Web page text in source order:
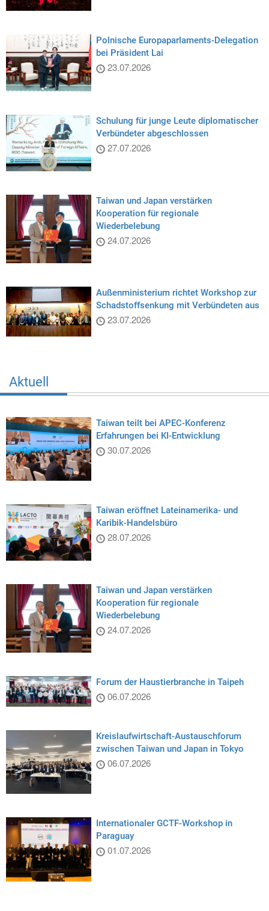
Polnische Europaparlaments-Delegation
bei Präsident Lai
23.07.2026
Schulung für junge Leute diplomatischer
Verbündeter abgeschlossen
27.07.2026
Taiwan und Japan verstärken
Kooperation für regionale
Wiederbelebung
24.07.2026
Außenministerium richtet Workshop zur
Schadstoffsenkung mit Verbündeten aus
23.07.2026
Aktuell
Taiwan teilt bei APEC-Konferenz
Erfahrungen bei KI-Entwicklung
30.07.2026
Taiwan eröffnet Lateinamerika- und
Karibik-Handelsbüro
28.07.2026
Taiwan und Japan verstärken
Kooperation für regionale
Wiederbelebung
24.07.2026
Forum der Haustierbranche in Taipeh
06.07.2026
Kreislaufwirtschaft-Austauschforum
zwischen Taiwan und Japan in Tokyo
06.07.2026
Internationaler GCTF-Workshop in
Paraguay
01.07.2026